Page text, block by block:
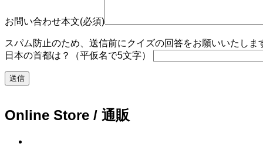
お問い合わせ本文(必須)
スパム防止のため、送信前にクイズの回答をお願いいたしま
日本の首都は？（平仮名で5文字）
Online Store / 通販